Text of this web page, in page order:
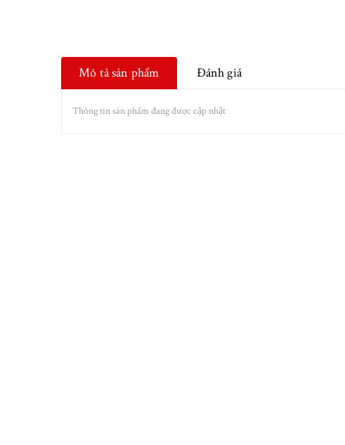
Mô tả sản phẩm Đánh giá
Thông tin sản phẩm đang được cập nhật